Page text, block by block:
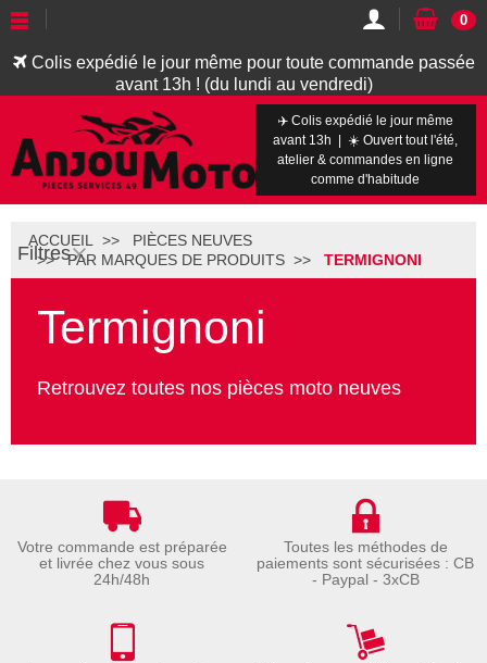
Colis expédié le jour même pour toute commande passée
avant 13h ! (du lundi au vendredi)
0
✈️ Colis expédié le jour même
avant 13h | ☀️ Ouvert tout l'été,
atelier & commandes en ligne
comme d'habitude
Filtres
ACCUEIL
PIÈCES NEUVES
PAR MARQUES DE PRODUITS
TERMIGNONI
Termignoni
Retrouvez toutes nos pièces moto neuves
Votre commande est préparée
et livrée chez vous sous
24h/48h
Toutes les méthodes de
paiements sont sécurisées : CB
- Paypal - 3xCB